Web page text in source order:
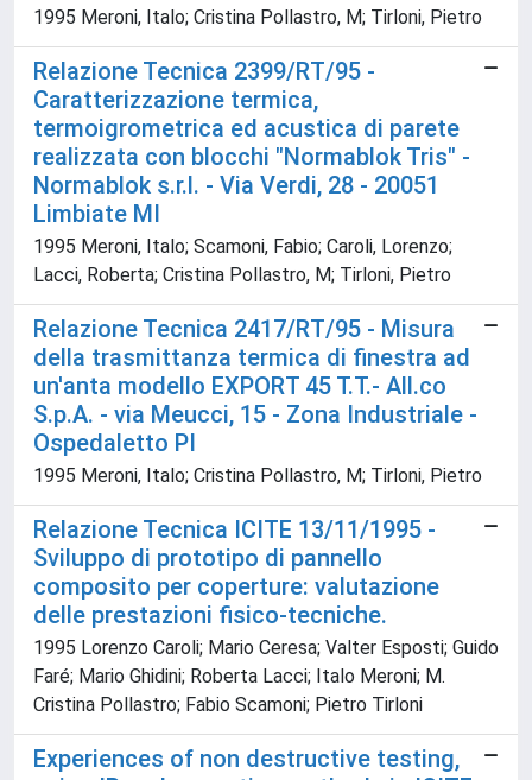
1995 Meroni, Italo; Cristina Pollastro, M; Tirloni, Pietro
Relazione Tecnica 2399/RT/95 -
Caratterizzazione termica,
termoigrometrica ed acustica di parete
realizzata con blocchi "Normablok Tris" -
Normablok s.r.l. - Via Verdi, 28 - 20051
Limbiate MI
1995 Meroni, Italo; Scamoni, Fabio; Caroli, Lorenzo;
Lacci, Roberta; Cristina Pollastro, M; Tirloni, Pietro
Relazione Tecnica 2417/RT/95 - Misura
della trasmittanza termica di finestra ad
un'anta modello EXPORT 45 T.T.- All.co
S.p.A. - via Meucci, 15 - Zona Industriale -
Ospedaletto PI
1995 Meroni, Italo; Cristina Pollastro, M; Tirloni, Pietro
Relazione Tecnica ICITE 13/11/1995 -
Sviluppo di prototipo di pannello
composito per coperture: valutazione
delle prestazioni fisico-tecniche.
1995 Lorenzo Caroli; Mario Ceresa; Valter Esposti; Guido
Faré; Mario Ghidini; Roberta Lacci; Italo Meroni; M.
Cristina Pollastro; Fabio Scamoni; Pietro Tirloni
Experiences of non destructive testing,